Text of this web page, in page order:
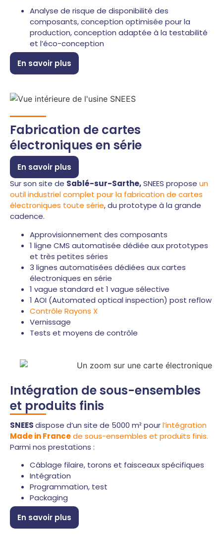
Analyse de risque de disponibilité des
composants, conception optimisée pour la
production, conception adaptée à la testabilité
et l’éco-conception
En savoir plus
Fabrication de cartes
électroniques en série
En savoir plus
Sur son site de Sablé-sur-Sarthe,SNEES propose un
outil industriel complet pour la fabrication de cartes
électroniques toute série, du prototype à la grande
cadence.
Approvisionnement des composants
1 ligne CMS automatisée dédiée aux prototypes
et très petites séries
3 lignes automatisées dédiées aux cartes
électroniques en série
1 vague standard et 1 vague sélective
1 AOI (Automated optical inspection) post reflow
Contrôle Rayons X
Vernissage
Tests et moyens de contrôle
Intégration de sous-ensembles
et produits finis
SNEESdispose d’un site de 5000 m² pourl’intégration
Made in Francede sous-ensembles et produits finis.
Parmi nos prestations :
Câblage filaire, torons et faisceaux spécifiques
Intégration
Programmation, test
Packaging
En savoir plus